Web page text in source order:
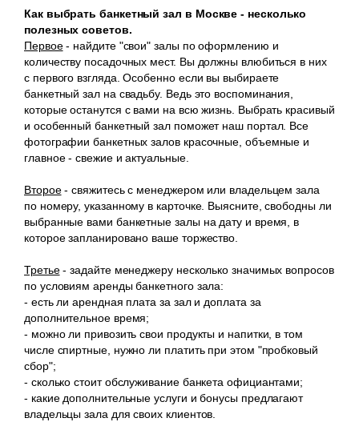
Как выбрать банкетный зал в Москве - несколько
полезных советов.
Первое- найдите "свои" залы по оформлению и
количеству посадочных мест. Вы должны влюбиться в них
с первого взгляда. Особенно если вы выбираете
банкетный зал на свадьбу. Ведь это воспоминания,
которые останутся с вами на всю жизнь. Выбрать красивый
и особенный банкетный зал поможет наш портал. Все
фотографии банкетных залов красочные, объемные и
главное - свежие и актуальные.
Второе- свяжитесь с менеджером или владельцем зала
по номеру, указанному в карточке. Выясните, свободны ли
выбранные вами банкетные залы на дату и время, в
которое запланировано ваше торжество.
Третье- задайте менеджеру несколько значимых вопросов
по условиям аренды банкетного зала:
- есть ли арендная плата за зал и доплата за
дополнительное время;
- можно ли привозить свои продукты и напитки, в том
числе спиртные, нужно ли платить при этом "пробковый
сбор";
- сколько стоит обслуживание банкета официантами;
- какие дополнительные услуги и бонусы предлагают
владельцы зала для своих клиентов.